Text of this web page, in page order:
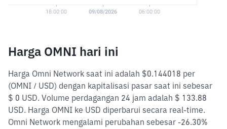
Harga OMNI hari ini
Harga Omni Network saat ini adalah $0.144018 per
(OMNI / USD) dengan kapitalisasi pasar saat ini sebesar
$ 0 USD. Volume perdagangan 24 jam adalah $ 133.88
USD. Harga OMNI ke USD diperbarui secara real-time.
Omni Network mengalami perubahan sebesar -26.30%